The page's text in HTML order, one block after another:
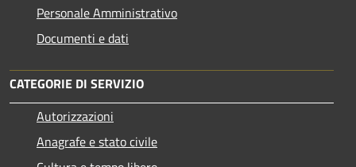
Personale Amministrativo
Documenti e dati
CATEGORIE DI SERVIZIO
Autorizzazioni
Anagrafe e stato civile